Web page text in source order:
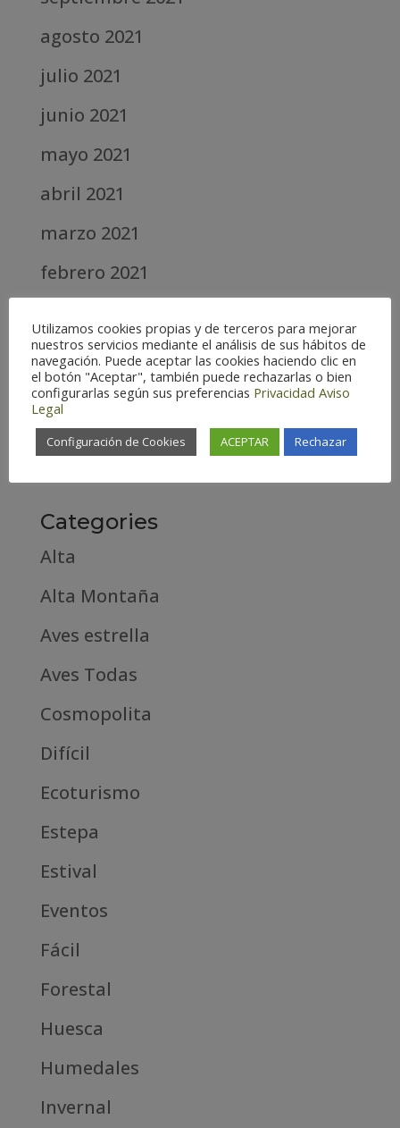
agosto 2021
julio 2021
junio 2021
mayo 2021
abril 2021
marzo 2021
febrero 2021
abril 2020
marzo 2020
febrero 2019
Categories
Alta
Alta Montaña
Aves estrella
Aves Todas
Cosmopolita
Difícil
Ecoturismo
Estepa
Estival
Eventos
Fácil
Forestal
Huesca
Humedales
Invernal
Utilizamos cookies propias y de terceros para mejorar
nuestros servicios mediante el análisis de sus hábitos de
navegación. Puede aceptar las cookies haciendo clic en
el botón "Aceptar", también puede rechazarlas o bien
configurarlas según sus preferencias Privacidad Aviso
Legal
Configuración de Cookies ACEPTAR Rechazar